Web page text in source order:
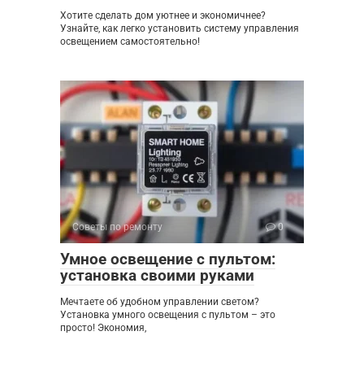
Хотите сделать дом уютнее и экономичнее?
Узнайте, как легко установить систему управления
освещением самостоятельно!
Советы по ремонту 0
Умное освещение с пультом:
установка своими руками
Мечтаете об удобном управлении светом?
Установка умного освещения с пультом – это
просто! Экономия,